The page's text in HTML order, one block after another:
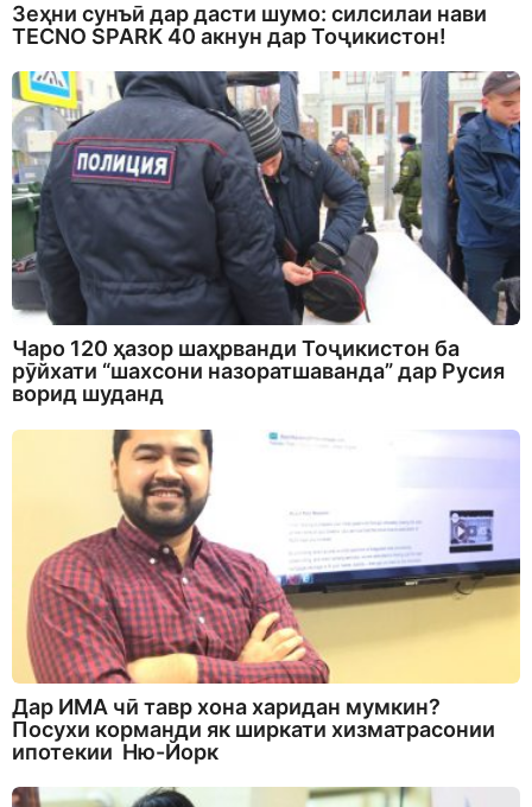
Зеҳни сунъӣ дар дасти шумо: силсилаи нави
TECNO SPARK 40 акнун дар Тоҷикистон!
Чаро 120 ҳазор шаҳрванди Тоҷикистон ба
рӯйхати “шахсони назоратшаванда” дар Русия
ворид шуданд
Дар ИМА чӣ тавр хона харидан мумкин?
Посухи корманди як ширкати хизматрасонии
ипотекии Ню-Йорк